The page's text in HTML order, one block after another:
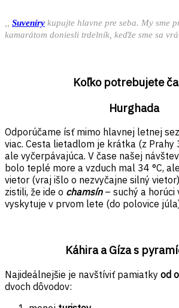
,, Suveníry kupujte hlavne pre seba. My sme
kamarátom doniesli trdelník, keďže sme sa
Koľko potrebujete
Hurghada
Odporúčame ísť mimo hlavnej letnej
viac. Cesta lietadlom je krátka (z Prahy
ale vyčerpávajúca. V čase našej
bolo teplé more a vzduch mal 34 °C,
vietor (vraj išlo o nezvyčajne silný
zistili, že ide o chamsín– suchý a horúci
vyskytuje v prvom lete (do polovice
Káhira a Gíza s
Najideálnejšie je navštíviť pamiatky od
dvoch dôvodov: